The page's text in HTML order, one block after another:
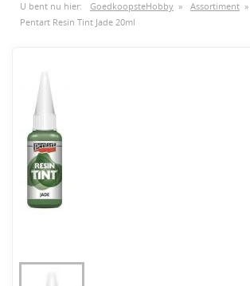
U bent nu hier: GoedkoopsteHobby » Assortiment »
Pentart Resin Tint Jade 20ml